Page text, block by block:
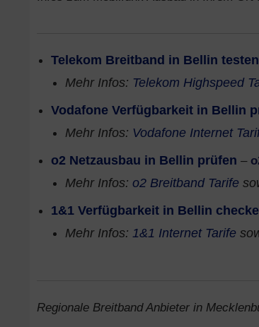
Telekom Breitband in Bellin testen
Mehr Infos: Telekom Highspeed
Vodafone Verfügbarkeit in Bellin
Mehr Infos: Vodafone Internet
o2 Netzausbau in Bellin prüfen –
Mehr Infos: o2 Breitband Tarife
1&1 Verfügbarkeit in Bellin
Mehr Infos: 1&1 Internet Tarife
Regionale Breitband Anbieter in